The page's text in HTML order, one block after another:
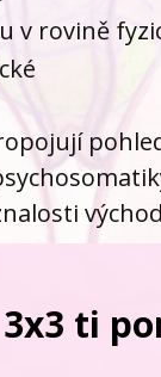
v rovině
ti